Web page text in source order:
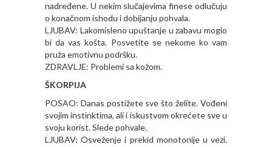
nadređene. U nekim slučajevima finese odlučuju
o konačnom ishodu i dobijanju pohvala.
LJUBAV: Lakomisleno upuštanje u zabavu moglo
bi da vas košta. Posvetite se nekome ko vam
pruža emotivnu podršku.
ZDRAVLJE: Problemi sa kožom.
ŠKORPIJA
POSAO: Danas postižete sve što želite. Vođeni
svojim instinktima, ali i iskustvom okrećete sve u
svoju korist. Slede pohvale.
LJUBAV: Osveženje i prekid monotonije u vezi.